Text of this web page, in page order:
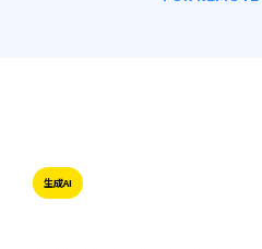
生成AI